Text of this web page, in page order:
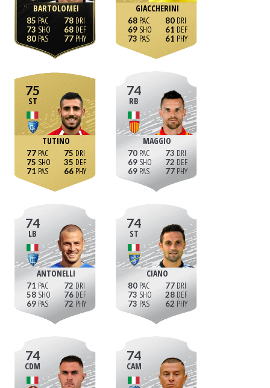
BARTOLOMEI
85
73
80
78
68
77
GIACCHERINI
68
69
73
80
61
61
75
ST
TUTINO
77
75
71
75
35
66
74
RB
MAGGIO
70
69
69
73
72
77
74
LB
ANTONELLI
71
58
69
72
76
72
74
ST
CIANO
80
73
73
77
28
62
74
CDM
74
CAM